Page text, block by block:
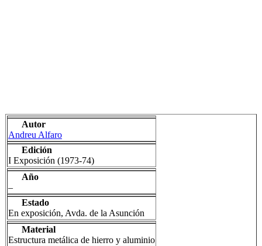
Autor
Andreu Alfaro
Edición
I Exposición (1973-74)
Año
–
Estado
En exposición, Avda. de la Asunción
Material
Estructura metálica de hierro y aluminio